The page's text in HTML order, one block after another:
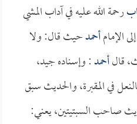
رحمة الله عليه في آداب المشي
الإمامأحمدحيث قال: ولا
قالأحمد: وإسناده جيد،
في المقبرة، والحديث سبق
صاحب السبتيتين، يعني: